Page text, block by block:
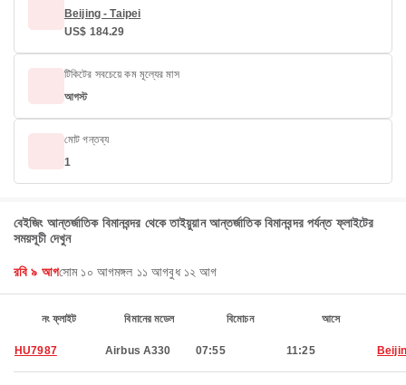
Beijing - Taipei
US$ 184.29
টিকিটের সবচেয়ে কম মূল্যের মাস
আগস্ট
মোট গন্তব্য
1
বেইজিং আন্তর্জাতিক বিমানবন্দর থেকে তাইয়ুয়ান আন্তর্জাতিক বিমানবন্দর পর্যন্ত ফ্লাইটের
সময়সূচী দেখুন
রবি ৯ আগসোম ১০ আগমঙ্গল ১১ আগবুধ ১২ আগ
নং ফ্লাইট বিমানের মডেল বিমোচন আসে
HU7987 Airbus A330 07:55 11:25